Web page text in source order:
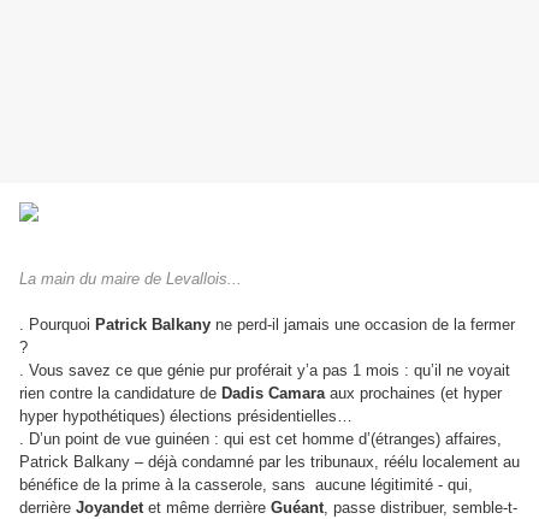
La main du maire de Levallois...
. Pourquoi Patrick Balkany ne perd-il jamais une occasion de la fermer
?
. Vous savez ce que génie pur proférait y’a pas 1 mois : qu’il ne voyait
rien contre la candidature de Dadis Camaraaux prochaines (et hyper
hyper hypothétiques) élections présidentielles…
. D’un point de vue guinéen : qui est cet homme d’(étranges) affaires,
Patrick Balkany – déjà condamné par les tribunaux, réélu localement au
bénéfice de la prime à la casserole, sans aucune légitimité - qui,
derrière Joyandet et même derrière Guéant, passe distribuer, semble-t-